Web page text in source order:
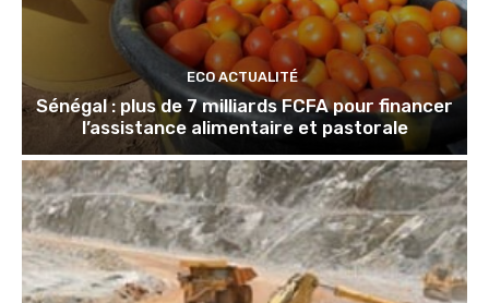
ECO ACTUALITÉ
Sénégal : plus de 7 milliards FCFA pour financer
l’assistance alimentaire et pastorale